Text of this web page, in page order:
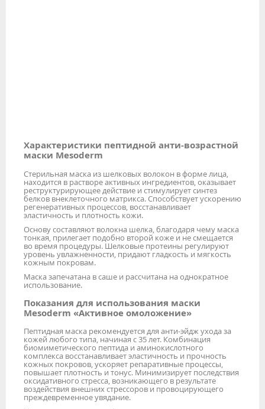
Характеристики пептидной анти-возрастной
маски Mesoderm
Стерильная маска из шелковых волокон в форме лица,
находится в растворе активных ингредиентов, оказывает
реструктурирующее действие и стимулирует синтез
белков внеклеточного матрикса. Способствует ускорению
регенеративных процессов, восстанавливает
эластичность и плотность кожи.
Основу составляют волокна шелка, благодаря чему маска
тонкая, прилегает подобно второй коже и не смещается
во время процедуры. Шелковые протеины регулируют
уровень увлажненности, придают гладкость и мягкость
кожным покровам.
Маска запечатана в саше и рассчитана на однократное
использование.
Показания для использования маски
Mesoderm «Активное омоложение»
Пептидная маска рекомендуется для анти-эйдж ухода за
кожей любого типа, начиная с 35 лет. Комбинация
биомиметического пептида и аминокислотного
комплекса восстанавливает эластичность и прочность
кожных покровов, ускоряет репаративные процессы,
повышает плотность и тонус. Минимизирует последствия
оксидативного стресса, возникающего в результате
воздействия внешних стрессоров и провоцирующего
преждевременное увядание.